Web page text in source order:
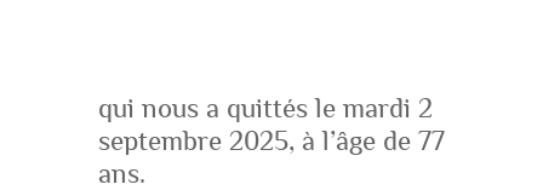
qui nous a quittés le mardi 2
septembre 2025, à l’âge de 77
ans.